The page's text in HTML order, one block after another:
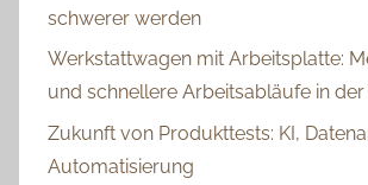
schwerer werden
Werkstattwagen mit Arbeitsplatte:
und schnellere Arbeitsabläufe in
Zukunft von Produkttests: KI,
Automatisierung